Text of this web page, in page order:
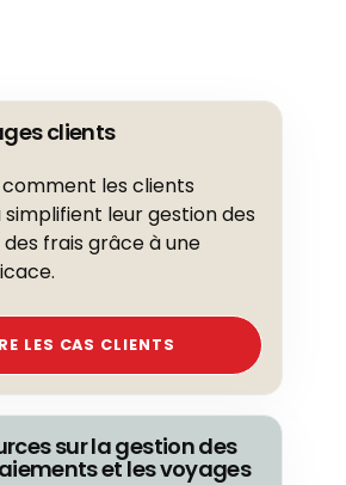
clients
les clients
simplifient leur gestion des
frais grâce à une
LES CAS CLIENTS
sur la gestion des
et les voyages